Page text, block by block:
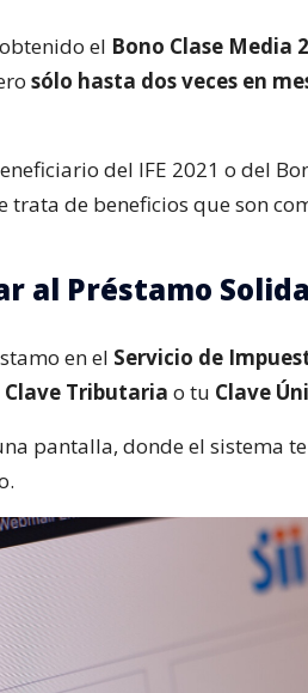
el Bono Clase Media
sólo hasta dos veces en
del IFE 2021 o del
trata de beneficios que son
al Préstamo
en el Servicio de
Clave Tributaria o tu Clave
pantalla, donde el sistema